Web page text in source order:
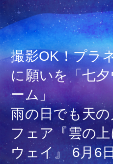
撮影OK！プラ
に願いを「七
ーム」
雨の日でも天
フェア『雲の
ウェイ』 6月6